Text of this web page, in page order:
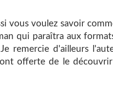
vous voulez savoir
qui paraîtra aux
remercie d'ailleurs
offerte de le